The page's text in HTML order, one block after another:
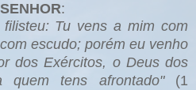
:
Tu vens a mim com
escudo; porém eu venho
dos Exércitos, o Deus dos
tens afrontado"(1